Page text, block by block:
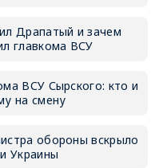
Драпатый и зачем
главкома ВСУ
ВСУ Сырского: кто и
на смену
обороны вскрыло
Украины